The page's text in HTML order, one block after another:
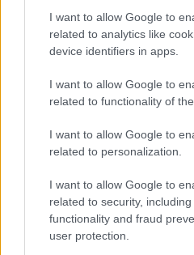
I want to allow Google to
related to analytics like
device identifiers in apps.
I want to allow Google to
related to functionality of
I want to allow Google to
related to personalization.
I want to allow Google to
related to security,
functionality and fraud
user protection.
«Λάμπρος» της17Ν,ο
στις Φυλακές
καταδικαστεί σε 17
κάθειρξη 25 ετών για
συμμετοχή στην
Είχε συλληφθεί το
στους Λειψούς. Δεν
καμία από τις
συμμετοχή του.